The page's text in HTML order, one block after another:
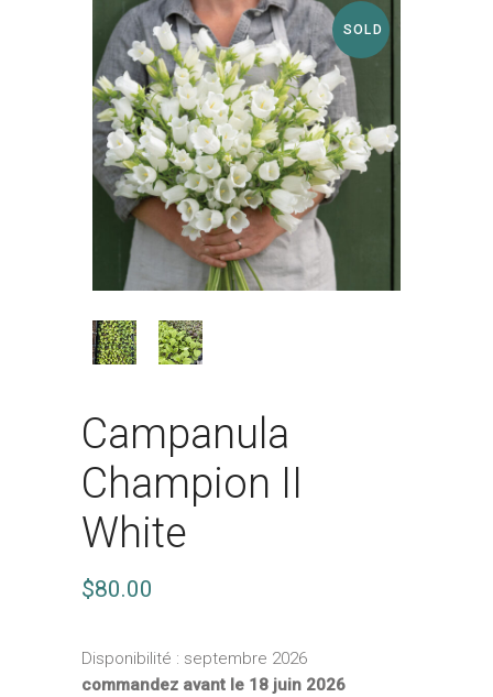
SOLD
Campanula
Champion II
White
$80.00
Disponibilité : septembre 2026
commandez avant le 18 juin 2026